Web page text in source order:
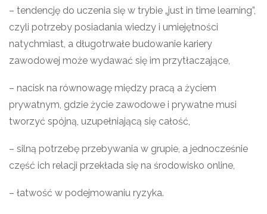
– tendencję do uczenia się w trybie „just in time learning”,
czyli potrzeby posiadania wiedzy i umiejętności
natychmiast, a długotrwałe budowanie kariery
zawodowej może wydawać się im przytłaczające,
– nacisk na równowagę między pracą a życiem
prywatnym, gdzie życie zawodowe i prywatne musi
tworzyć spójną, uzupełniającą się całość,
– silną potrzebę przebywania w grupie, a jednocześnie
część ich relacji przekłada się na środowisko online,
– łatwość w podejmowaniu ryzyka.